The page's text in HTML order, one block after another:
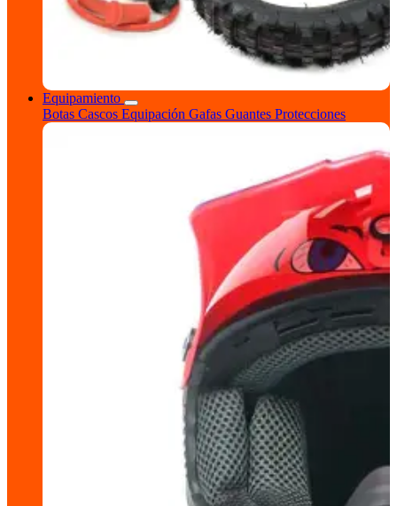
Equipamiento
Botas Cascos Equipación Gafas Guantes Protecciones